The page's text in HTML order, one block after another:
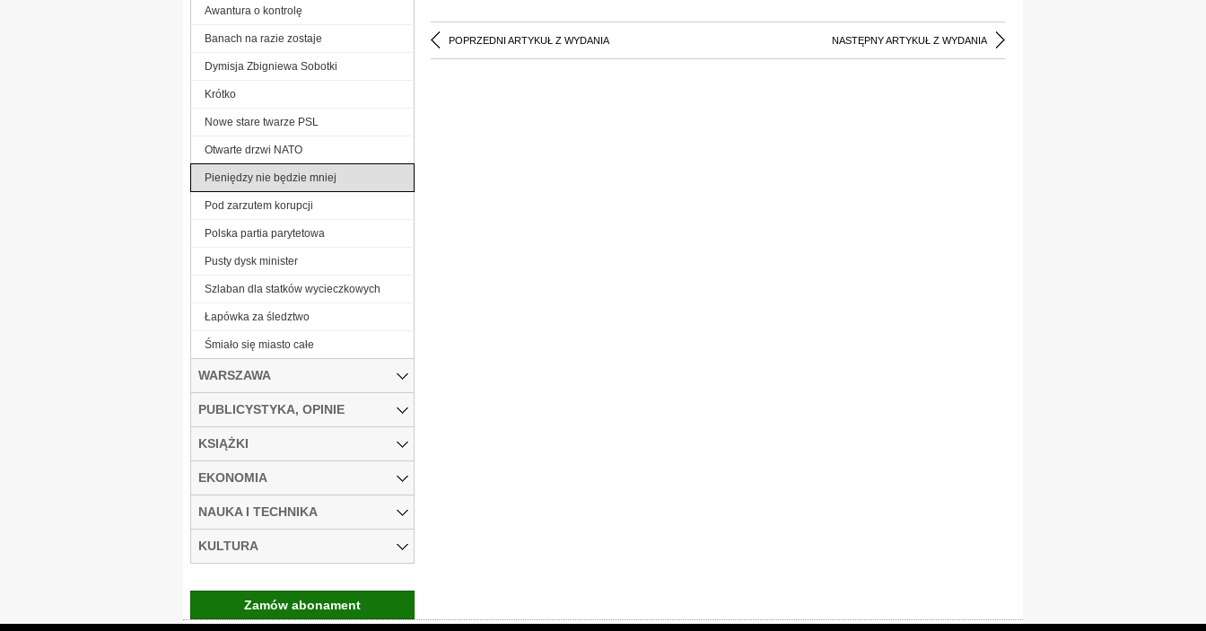
POPRZEDNI ARTYKUŁ Z WYDANIA NASTĘPNY ARTYKUŁ Z WYDANIA
Awantura o kontrolę
Banach na razie zostaje
Dymisja Zbigniewa Sobotki
Krótko
Nowe stare twarze PSL
Otwarte drzwi NATO
Pieniędzy nie będzie mniej
Pod zarzutem korupcji
Polska partia parytetowa
Pusty dysk minister
Szlaban dla statków wycieczkowych
Łapówka za śledztwo
Śmiało się miasto całe
WARSZAWA
PUBLICYSTYKA, OPINIE
KSIĄŻKI
EKONOMIA
NAUKA I TECHNIKA
KULTURA
Zamów abonament